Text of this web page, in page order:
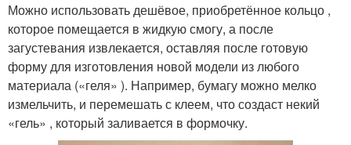
Можно использовать дешёвое, приобретённое кольцо ,
которое помещается в жидкую смогу, а после
загустевания извлекается, оставляя после готовую
форму для изготовления новой модели из любого
материала («геля» ). Например, бумагу можно мелко
измельчить, и перемешать с клеем, что создаст некий
«гель» , который заливается в формочку.